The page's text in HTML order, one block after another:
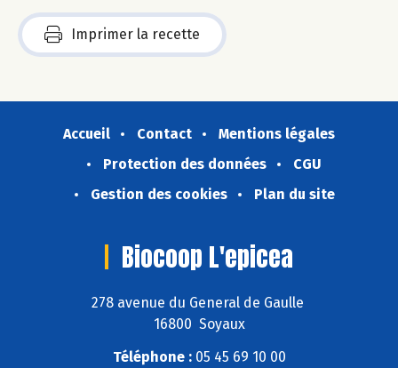
Imprimer la recette
Accueil Contact
Mentions légales
Protection des données
CGU
Gestion des cookies
Plan du site
Biocoop L'epicea
278 avenue du General de Gaulle
16800 Soyaux
Téléphone :05 45 69 10 00